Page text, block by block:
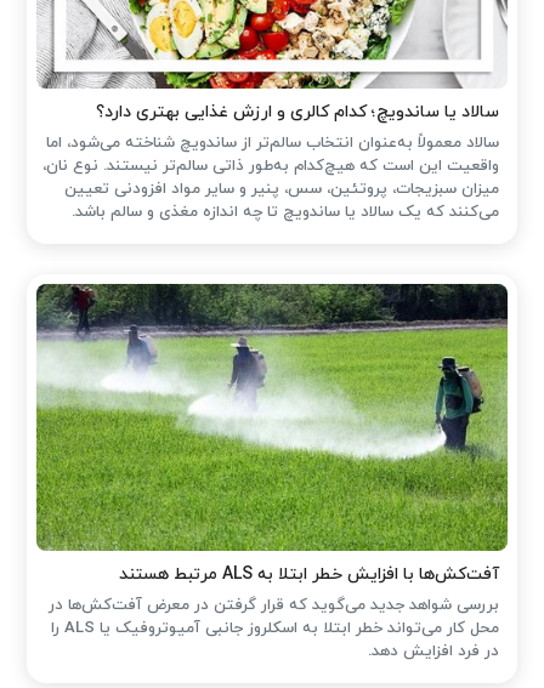
سالاد یا ساندویچ؛ کدام کالری و ارزش غذایی بهتری دارد؟
سالاد معمولاً به‌عنوان انتخاب سالم‌تر از ساندویچ شناخته می‌شود، اما
واقعیت این است که هیچ‌کدام به‌طور ذاتی سالم‌تر نیستند. نوع نان،
میزان سبزیجات، پروتئین، سس، پنیر و سایر مواد افزودنی تعیین
می‌کنند که یک سالاد یا ساندویچ تا چه اندازه مغذی و سالم باشد.
آفت‌کش‌ها با افزایش خطر ابتلا به ALS مرتبط هستند
بررسی شواهد جدید می‌گوید که قرار گرفتن در معرض آفت‌کش‌ها در
محل کار می‌تواند خطر ابتلا به اسکلروز جانبی آمیوتروفیک یا ALS را
در فرد افزایش دهد.